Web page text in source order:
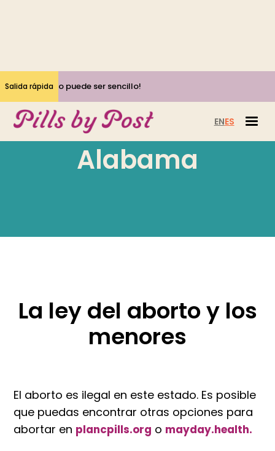
¡Sí, el aborto puede ser sencillo!
Salida rápida
ENES
Alabama
La ley del aborto y los
menores
El aborto es ilegal en este estado. Es posible
que puedas encontrar otras opciones para
abortar en plancpills.org o mayday.health.